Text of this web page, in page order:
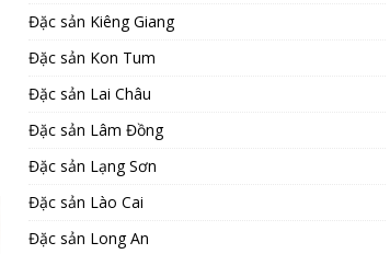
Đặc sản Kiêng Giang
Đặc sản Kon Tum
Đặc sản Lai Châu
Đặc sản Lâm Đồng
Đặc sản Lạng Sơn
Đặc sản Lào Cai
Đặc sản Long An